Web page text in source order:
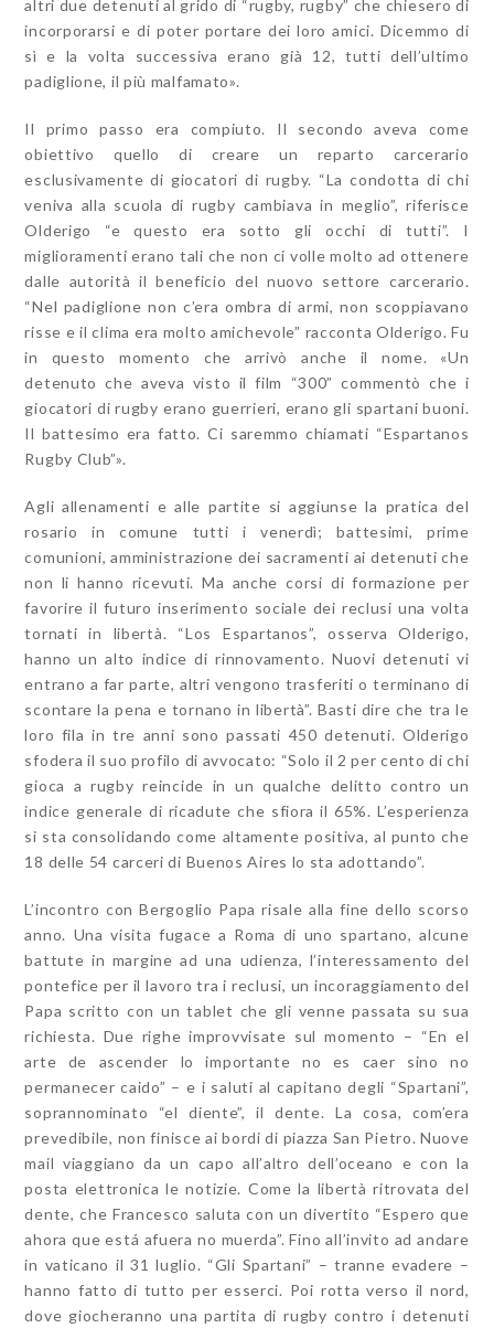
altri due detenuti al grido di “rugby, rugby” che chiesero di
incorporarsi e di poter portare dei loro amici. Dicemmo di
sì e la volta successiva erano già 12, tutti dell’ultimo
padiglione, il più malfamato».
Il primo passo era compiuto. Il secondo aveva come
obiettivo quello di creare un reparto carcerario
esclusivamente di giocatori di rugby. “La condotta di chi
veniva alla scuola di rugby cambiava in meglio”, riferisce
Olderigo “e questo era sotto gli occhi di tutti”. I
miglioramenti erano tali che non ci volle molto ad ottenere
dalle autorità il beneficio del nuovo settore carcerario.
“Nel padiglione non c’era ombra di armi, non scoppiavano
risse e il clima era molto amichevole” racconta Olderigo. Fu
in questo momento che arrivò anche il nome. «Un
detenuto che aveva visto il film “300” commentò che i
giocatori di rugby erano guerrieri, erano gli spartani buoni.
Il battesimo era fatto. Ci saremmo chiamati “Espartanos
Rugby Club”».
Agli allenamenti e alle partite si aggiunse la pratica del
rosario in comune tutti i venerdì; battesimi, prime
comunioni, amministrazione dei sacramenti ai detenuti che
non li hanno ricevuti. Ma anche corsi di formazione per
favorire il futuro inserimento sociale dei reclusi una volta
tornati in libertà. “Los Espartanos”, osserva Olderigo,
hanno un alto indice di rinnovamento. Nuovi detenuti vi
entrano a far parte, altri vengono trasferiti o terminano di
scontare la pena e tornano in libertà”. Basti dire che tra le
loro fila in tre anni sono passati 450 detenuti. Olderigo
sfodera il suo profilo di avvocato: “Solo il 2 per cento di chi
gioca a rugby reincide in un qualche delitto contro un
indice generale di ricadute che sfiora il 65%. L’esperienza
si sta consolidando come altamente positiva, al punto che
18 delle 54 carceri di Buenos Aires lo sta adottando”.
L’incontro con Bergoglio Papa risale alla fine dello scorso
anno. Una visita fugace a Roma di uno spartano, alcune
battute in margine ad una udienza, l’interessamento del
pontefice per il lavoro tra i reclusi, un incoraggiamento del
Papa scritto con un tablet che gli venne passata su sua
richiesta. Due righe improvvisate sul momento – “En el
arte de ascender lo importante no es caer sino no
permanecer caido” – e i saluti al capitano degli “Spartani”,
soprannominato “el diente”, il dente. La cosa, com’era
prevedibile, non finisce ai bordi di piazza San Pietro. Nuove
mail viaggiano da un capo all’altro dell’oceano e con la
posta elettronica le notizie. Come la libertà ritrovata del
dente, che Francesco saluta con un divertito “Espero que
ahora que está afuera no muerda”. Fino all’invito ad andare
in vaticano il 31 luglio. “Gli Spartani” – tranne evadere –
hanno fatto di tutto per esserci. Poi rotta verso il nord,
dove giocheranno una partita di rugby contro i detenuti